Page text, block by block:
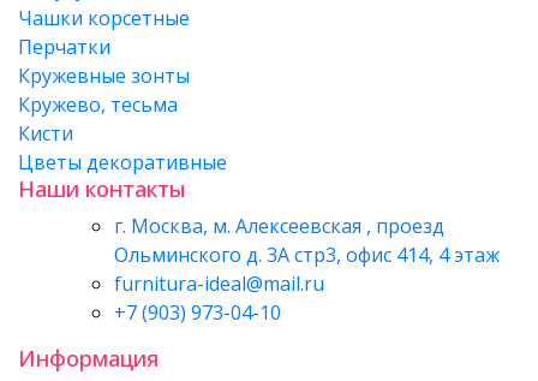
Чашки корсетные
Перчатки
Кружевные зонты
Кружево, тесьма
Кисти
Цветы декоративные
Наши контакты
г. Москва, м. Алексеевская , проезд
Ольминского д. 3А стр3, офис 414, 4 этаж
furnitura-ideal@mail.ru
+7 (903) 973-04-10
Информация